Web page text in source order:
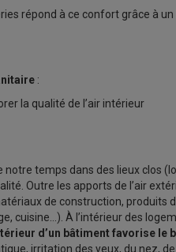
répond à ce confort grâce à
:
la qualité de l’air intérieur
notre temps dans des lieux clos
Outre les apports de l’air
de construction,
cuisine…). À l’intérieur des
d’un bâtiment favorise le
irritation des yeux, du nez,